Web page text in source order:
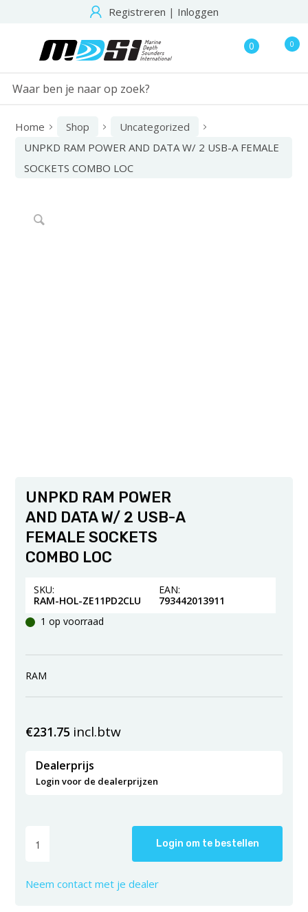
Registreren | Inloggen
0 0
Home Shop
Uncategorized
UNPKD RAM POWER AND DATA W/ 2 USB-A FEMALE
SOCKETS COMBO LOC
UNPKD RAM POWER
AND DATA W/ 2 USB-A
FEMALE SOCKETS
COMBO LOC
SKU:
RAM-HOL-ZE11PD2CLU
EAN:
793442013911
1 op voorraad
RAM
€231.75 incl.btw
Dealerprijs
Login voor de dealerprijzen
Login om te bestellen
Neem contact met je dealer